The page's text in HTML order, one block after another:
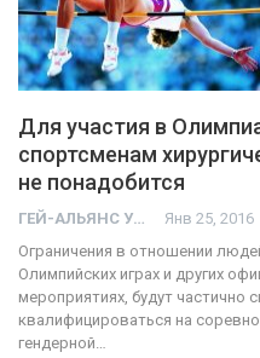
Для участия в
спортсменам
не понадобится
ГЕЙ-АЛЬЯНС УКРАИНА Янв 25, 2016
Ограничения в отношении
Олимпийских играх и других
мероприятиях, будут частично
квалифицироваться на
гендерной…